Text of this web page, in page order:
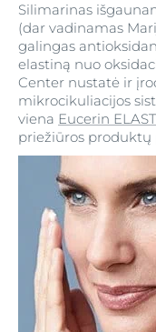
Silimarinas
(dar vadinamas
galingas
elastiną nuo
Center nustatė ir
mikrocikuliacijos
viena Eucerin
priežiūros produktų